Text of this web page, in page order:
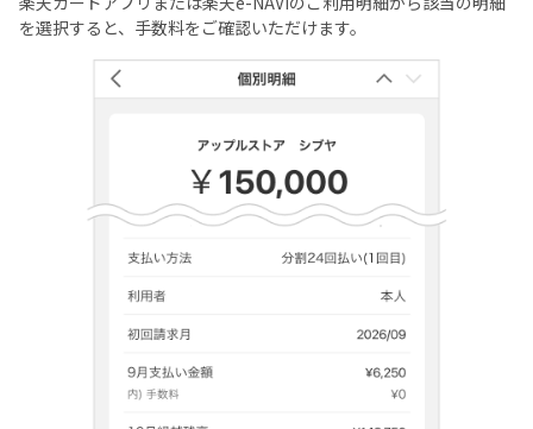
を選択すると、手数料をご確認いただけます。